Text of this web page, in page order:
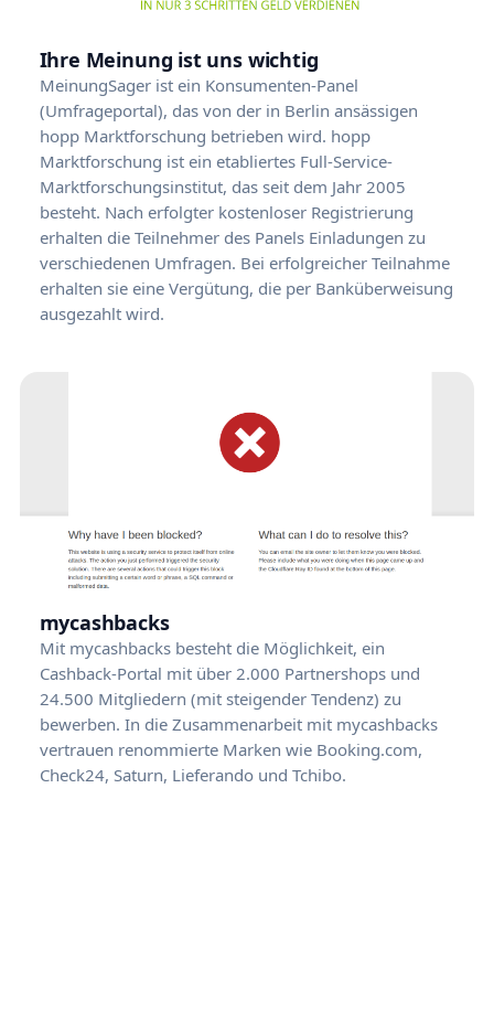
Ihre Meinung ist uns wichtig
MeinungSager ist ein Konsumenten-Panel
(Umfrageportal), das von der in Berlin ansässigen
hopp Marktforschung betrieben wird. hopp
Marktforschung ist ein etabliertes Full-Service-
Marktforschungsinstitut, das seit dem Jahr 2005
besteht. Nach erfolgter kostenloser Registrierung
erhalten die Teilnehmer des Panels Einladungen zu
verschiedenen Umfragen. Bei erfolgreicher Teilnahme
erhalten sie eine Vergütung, die per Banküberweisung
ausgezahlt wird.
mycashbacks
Mit mycashbacks besteht die Möglichkeit, ein
Cashback-Portal mit über 2.000 Partnershops und
24.500 Mitgliedern (mit steigender Tendenz) zu
bewerben. In die Zusammenarbeit mit mycashbacks
vertrauen renommierte Marken wie Booking.com,
Check24, Saturn, Lieferando und Tchibo.